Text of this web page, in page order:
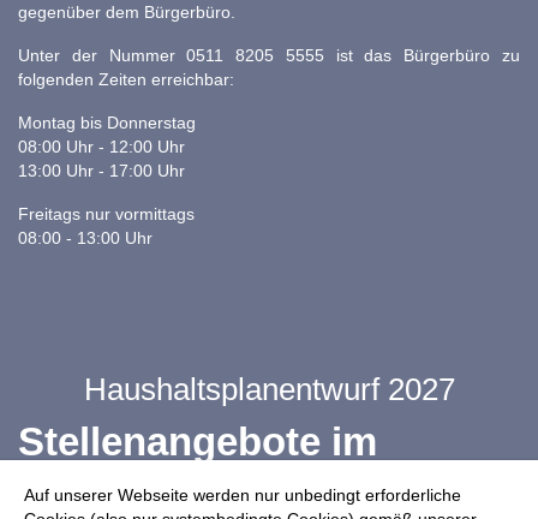
Auf unserer Webseite werden nur unbedingt erforderliche
gegenüber dem Bürgerbüro.
Unter der Nummer 0511 8205 5555 ist das Bürgerbüro zu
folgenden Zeiten erreichbar:
Montag bis Donnerstag
08:00 Uhr - 12:00 Uhr
13:00 Uhr - 17:00 Uhr
Freitags nur vormittags
08:00 - 13:00 Uhr
Haushaltsplanentwurf 2027
Stellenangebote im
Ganztag